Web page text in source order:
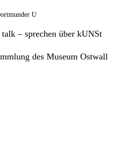
U
– sprechen über kUNSt
des Museum Ostwall